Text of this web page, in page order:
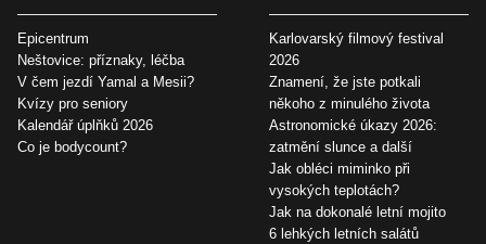
Epicentrum
Neštovice: příznaky, léčba
V čem jezdí Yamal a Mesii?
Kvízy pro seniory
Kalendář úplňků 2026
Co je bodycount?
Karlovarský filmový festival
2026
Znamení, že jste potkali
někoho z minulého života
Astronomické úkazy 2026:
zatmění slunce a další
Jak obléci miminko při
vysokých teplotách?
Jak na dokonalé letní mojito
6 lehkých letních salátů